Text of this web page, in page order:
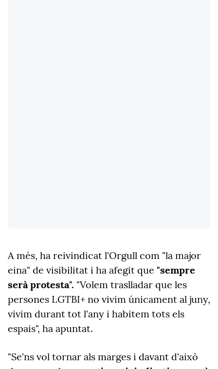
A més, ha reivindicat l'Orgull com "la major
eina" de visibilitat i ha afegit que "sempre
serà protesta". "Volem traslladar que les
persones LGTBI+ no vivim únicament al juny,
vivim durant tot l'any i habitem tots els
espais", ha apuntat.
"Se'ns vol tornar als marges i davant d'això